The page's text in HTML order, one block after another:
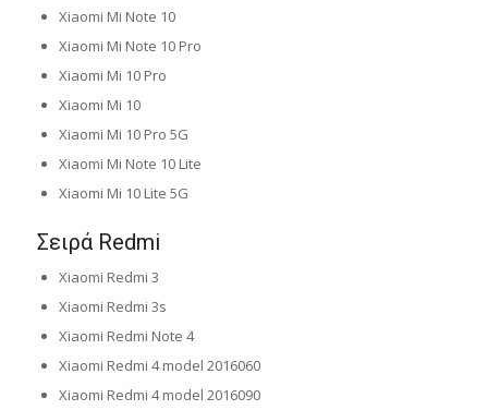
Xiaomi Mi Note 10
Xiaomi Mi Note 10 Pro
Xiaomi Mi 10 Pro
Xiaomi Mi 10
Xiaomi Mi 10 Pro 5G
Xiaomi Mi Note 10 Lite
Xiaomi Mi 10 Lite 5G
Σειρά Redmi
Xiaomi Redmi 3
Xiaomi Redmi 3s
Xiaomi Redmi Note 4
Xiaomi Redmi 4 model 2016060
Xiaomi Redmi 4 model 2016090